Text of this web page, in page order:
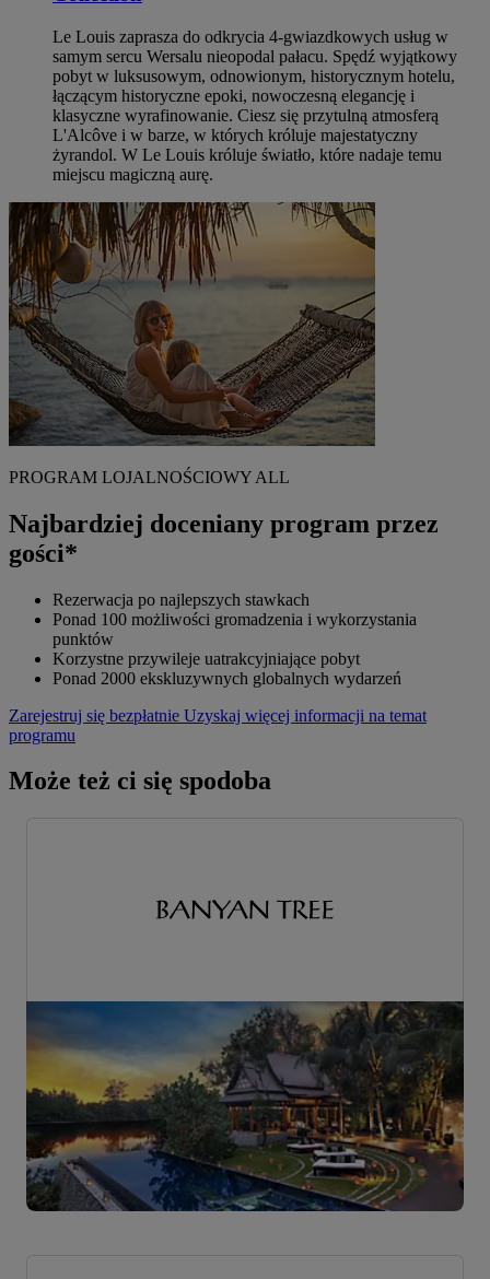
Le Louis zaprasza do odkrycia 4-gwiazdkowych usług w
samym sercu Wersalu nieopodal pałacu. Spędź wyjątkowy
pobyt w luksusowym, odnowionym, historycznym hotelu,
łączącym historyczne epoki, nowoczesną elegancję i
klasyczne wyrafinowanie. Ciesz się przytulną atmosferą
L'Alcôve i w barze, w których króluje majestatyczny
żyrandol. W Le Louis króluje światło, które nadaje temu
miejscu magiczną aurę.
PROGRAM LOJALNOŚCIOWY ALL
Najbardziej doceniany program przez
gości*
Rezerwacja po najlepszych stawkach
Ponad 100 możliwości gromadzenia i wykorzystania
punktów
Korzystne przywileje uatrakcyjniające pobyt
Ponad 2000 ekskluzywnych globalnych wydarzeń
Zarejestruj się bezpłatnie Uzyskaj więcej informacji na temat
programu
Może też ci się spodoba